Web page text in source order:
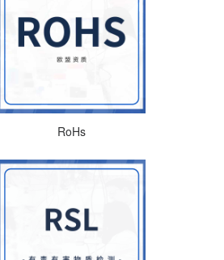
RoHs